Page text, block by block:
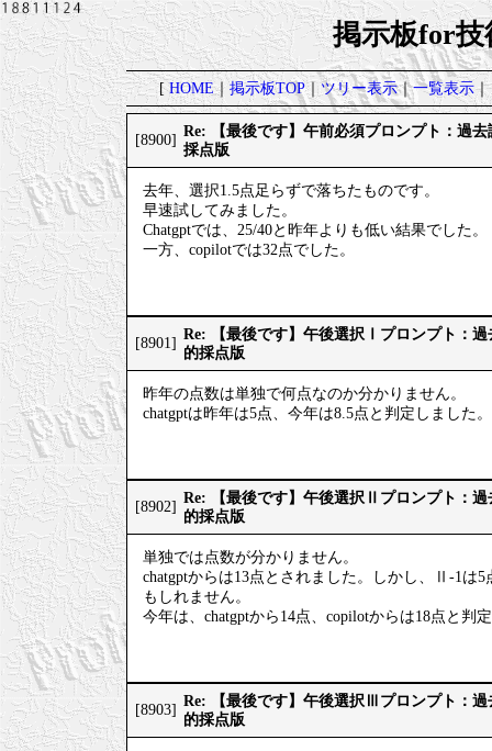
掲示板for技
[HOME｜掲示板TOP｜ツリー表示｜一覧表示｜
[8900]
Re: 【最後です】午前必須プロンプト：過
採点版
去年、選択1.5点足らずで落ちたものです。
早速試してみました。
Chatgptでは、25/40と昨年よりも低い結果でした。
一方、copilotでは32点でした。
[8901]
Re: 【最後です】午後選択Ⅰプロンプト：
的採点版
昨年の点数は単独で何点なのか分かりません。
chatgptは昨年は5点、今年は8.5点と判定しました。
[8902]
Re: 【最後です】午後選択Ⅱプロンプト：
的採点版
単独では点数が分かりません。
chatgptからは13点とされました。しかし、Ⅱ-1は
もしれません。
今年は、chatgptから14点、copilotからは18点と判
[8903]
Re: 【最後です】午後選択Ⅲプロンプト：
的採点版